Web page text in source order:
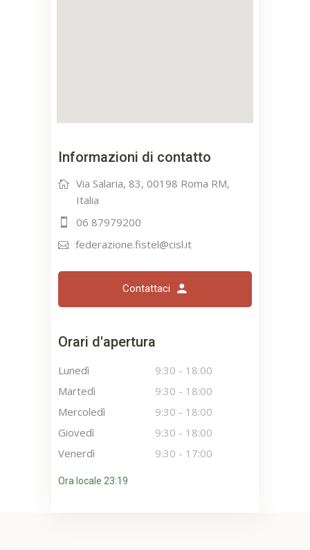
Informazioni di contatto
Via Salaria, 83, 00198 Roma RM,
Italia
06 87979200
federazione.fistel@cisl.it
Contattaci
Orari d'apertura
Lunedì 9:30 - 18:00
Martedì
9:30 - 18:00
Mercoledì
9:30 - 18:00
Giovedì
9:30 - 18:00
Venerdì
9:30 - 17:00
Ora locale 23:19